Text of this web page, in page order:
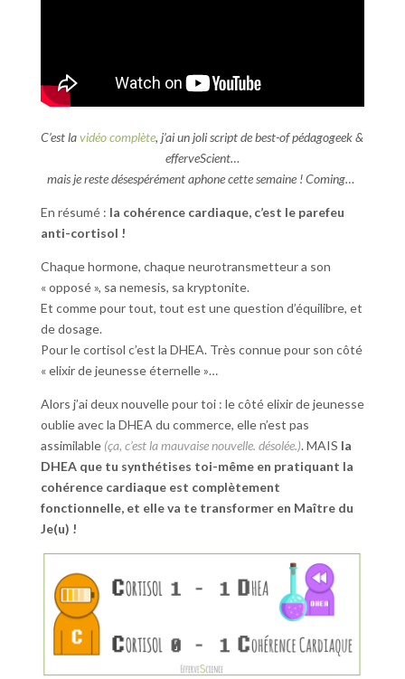
C’est lavidéo complète, j’ai un joli script de best-of pédagogeek &
efferveScient…
mais je reste désespérément aphone cette semaine ! Coming…
En résumé : la cohérence cardiaque, c’est le parefeu
anti-cortisol !
Chaque hormone, chaque neurotransmetteur a son
« opposé », sa nemesis, sa kryptonite.
Et comme pour tout, tout est une question d’équilibre, et
de dosage.
Pour le cortisol c’est la DHEA. Très connue pour son côté
« elixir de jeunesse éternelle »…
Alors j’ai deux nouvelle pour toi : le côté elixir de jeunesse
oublie avec la DHEA du commerce, elle n’est pas
assimilable (ça, c’est la mauvaise nouvelle. désolée.). MAIS la
DHEA que tu synthétises toi-même en pratiquant la
cohérence cardiaque est complètement
fonctionnelle, et elle va te transformer en Maître du
Je(u) !